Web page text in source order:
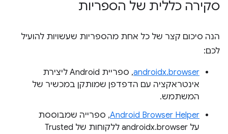
סקירה כללית של הספריות
הנה סיכום קצר של כל אחת מהספריות שעשויות להועיל
לכם:
androidx.browser
, ספריית Android ליצירת
אינטראקציה עם הדפדפן שמותקן במכשיר של
המשתמש.
Android Browser Helper, ספרייה שמבוססת
על androidx.browser ללקוחות של Trusted